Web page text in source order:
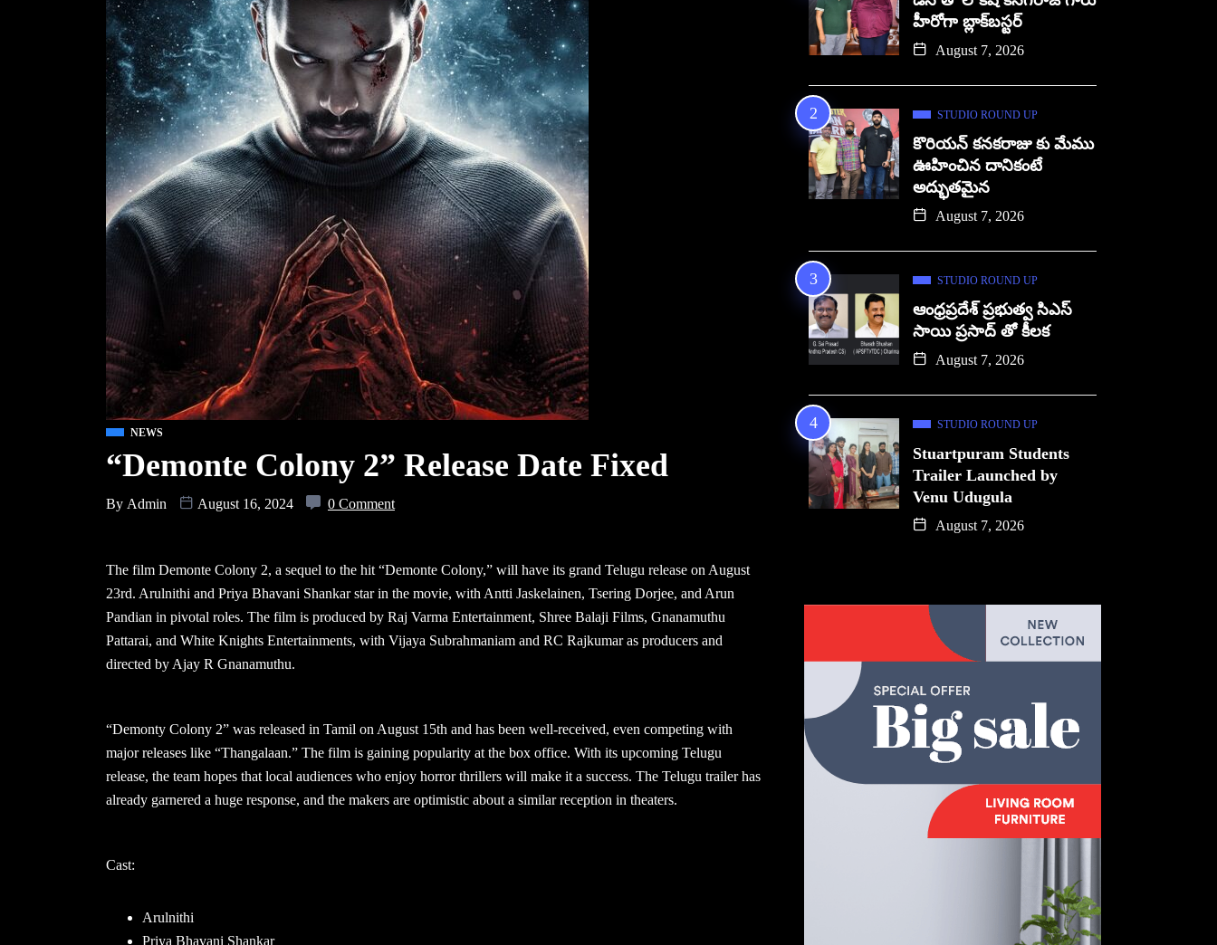
NEWS
“Demonte Colony 2” Release Date Fixed
By Admin August 16, 2024 0 Comment
The film Demonte Colony 2, a sequel to the hit “Demonte Colony,” will have its grand Telugu release on August
23rd. Arulnithi and Priya Bhavani Shankar star in the movie, with Antti Jaskelainen, Tsering Dorjee, and Arun
Pandian in pivotal roles. The film is produced by Raj Varma Entertainment, Shree Balaji Films, Gnanamuthu
Pattarai, and White Knights Entertainments, with Vijaya Subrahmaniam and RC Rajkumar as producers and
directed by Ajay R Gnanamuthu.
“Demonty Colony 2” was released in Tamil on August 15th and has been well-received, even competing with
major releases like “Thangalaan.” The film is gaining popularity at the box office. With its upcoming Telugu
release, the team hopes that local audiences who enjoy horror thrillers will make it a success. The Telugu trailer has
already garnered a huge response, and the makers are optimistic about a similar reception in theaters.
Cast:
Arulnithi
Priya Bhavani Shankar
హీరోగా బ్లాక్‌బస్టర్
August 7, 2026
STUDIO ROUND UP
కొరియన్ కనకరాజు కు మేము
ఊహించిన దానికంటే
అద్భుతమైన
August 7, 2026
STUDIO ROUND UP
ఆంధ్రప్రదేశ్ ప్రభుత్వ సిఎస్
సాయి ప్రసాద్ తో కీలక
August 7, 2026
STUDIO ROUND UP
Stuartpuram Students
Trailer Launched by
Venu Udugula
August 7, 2026